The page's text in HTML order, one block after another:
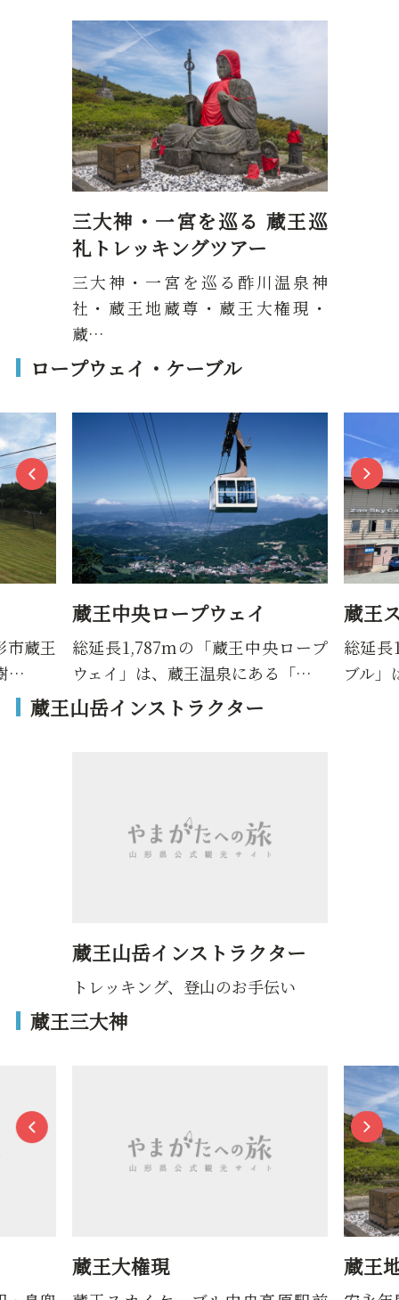
三大神・一宮を巡る 蔵王巡
礼トレッキングツアー
三大神・一宮を巡る酢川温泉神
社・蔵王地蔵尊・蔵王大権現・
蔵…
ロープウェイ・ケーブル
市蔵王
…
蔵王中央ロープウェイ
総延長1,787mの「蔵王中央ロープ
ウェイ」は、蔵王温泉にある「…
蔵王
総延
ブル
蔵王山岳インストラクター
蔵王山岳インストラクター
トレッキング、登山のお手伝い
蔵王三大神
蔵王大権現 蔵王